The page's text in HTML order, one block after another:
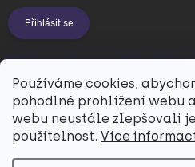
Používáme cookies,
pohodlné prohlížení webu
webu neustále zlepšovali
použitelnost. Více
Přihlásit se
PŘIJÍMÁME ONLINE PLATBY